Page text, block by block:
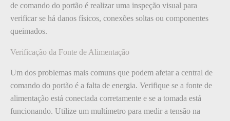
de comando do portão é realizar uma inspeção visual para
verificar se há danos físicos, conexões soltas ou componentes
queimados.
Verificação da Fonte de Alimentação
Um dos problemas mais comuns que podem afetar a central de
comando do portão é a falta de energia. Verifique se a fonte de
alimentação está conectada corretamente e se a tomada está
funcionando. Utilize um multímetro para medir a tensão na